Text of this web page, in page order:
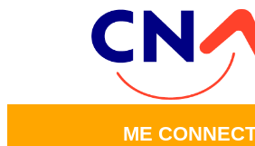
ME